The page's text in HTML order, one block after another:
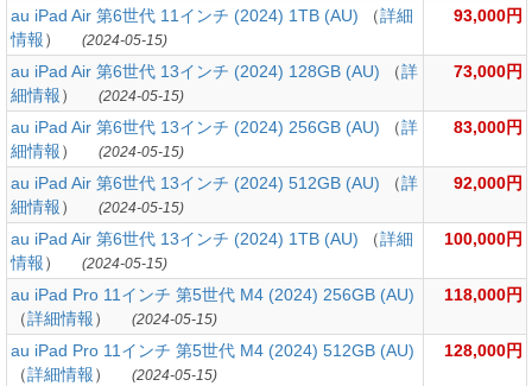
au iPad Air 第6世代 11インチ (2024) 1TB (AU) （詳細
情報） (2024-05-15)
93,000円
au iPad Air 第6世代 13インチ (2024) 128GB (AU) （詳
細情報） (2024-05-15)
73,000円
au iPad Air 第6世代 13インチ (2024) 256GB (AU) （詳
細情報） (2024-05-15)
83,000円
au iPad Air 第6世代 13インチ (2024) 512GB (AU) （詳
細情報） (2024-05-15)
92,000円
au iPad Air 第6世代 13インチ (2024) 1TB (AU) （詳細
情報） (2024-05-15)
100,000円
au iPad Pro 11インチ 第5世代 M4 (2024) 256GB (AU)
（詳細情報） (2024-05-15)
118,000円
au iPad Pro 11インチ 第5世代 M4 (2024) 512GB (AU)
（詳細情報） (2024-05-15)
128,000円